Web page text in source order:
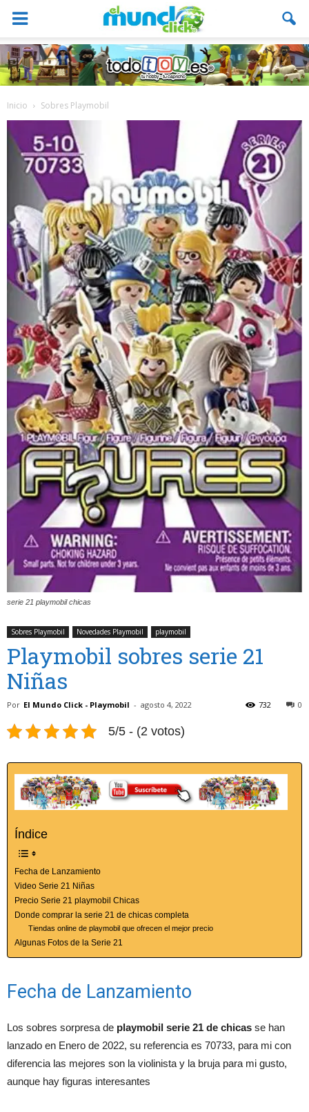
Inicio Sobres Playmobil
serie 21 playmobil chicas
Sobres Playmobil Novedades Playmobil playmobil
Playmobil sobres serie 21
Niñas
Por El Mundo Click - Playmobil - agosto 4, 2022 0
732
5/5 - (2 votos)
Índice
Fecha de Lanzamiento
Video Serie 21 Niñas
Precio Serie 21 playmobil Chicas
Donde comprar la serie 21 de chicas completa
Tiendas online de playmobil que ofrecen el mejor precio
Algunas Fotos de la Serie 21
Fecha de Lanzamiento
Los sobres sorpresa de playmobil serie 21 de chicas se han
lanzado en Enero de 2022, su referencia es 70733, para mi con
diferencia las mejores son la violinista y la bruja para mi gusto,
aunque hay figuras interesantes